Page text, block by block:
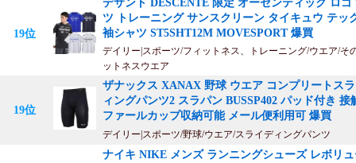
19位
デサント DESCENTE 限定 オーセンティック ロゴ
ツ トレーニング サンスクリーン タイキュウ テッ
袖シャツ ST5SHT12M MOVESPORT 爆買
デイリー|スポーツ/フィットネス、トレーニング/ウエア/そ
ットネスウエア
19位
ザナックス XANAX 野球 ウエア コンプリートス
ィングパンツ2 スラパン BUSSP402 パッド付き 接
ファールカップ収納可能 メール便利用可 爆買
デイリー|スポーツ/野球/ウエア/スライディングパンツ
ナイキ NIKE メンズ ランニングシューズ レボリ